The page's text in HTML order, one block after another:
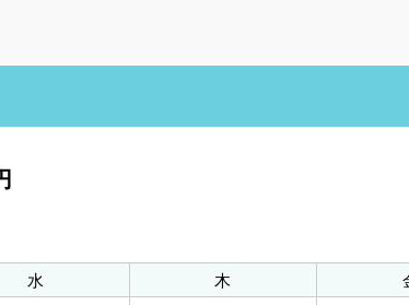
水 木